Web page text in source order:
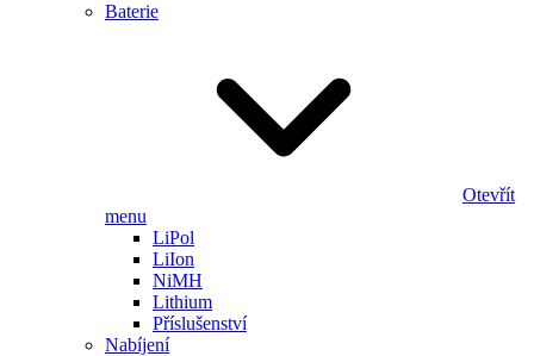
Baterie
Otevřít
menu
LiPol
LiIon
NiMH
Lithium
Příslušenství
Nabíjení